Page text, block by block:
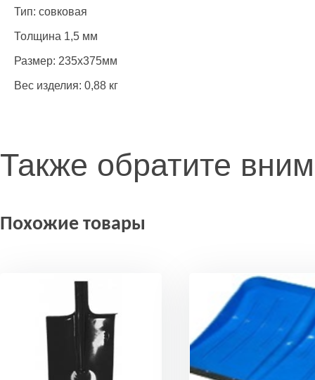
Тип: совковая
Толщина 1,5 мм
Размер: 235х375мм
Вес изделия: 0,88 кг
Также обратите
Похожие товары